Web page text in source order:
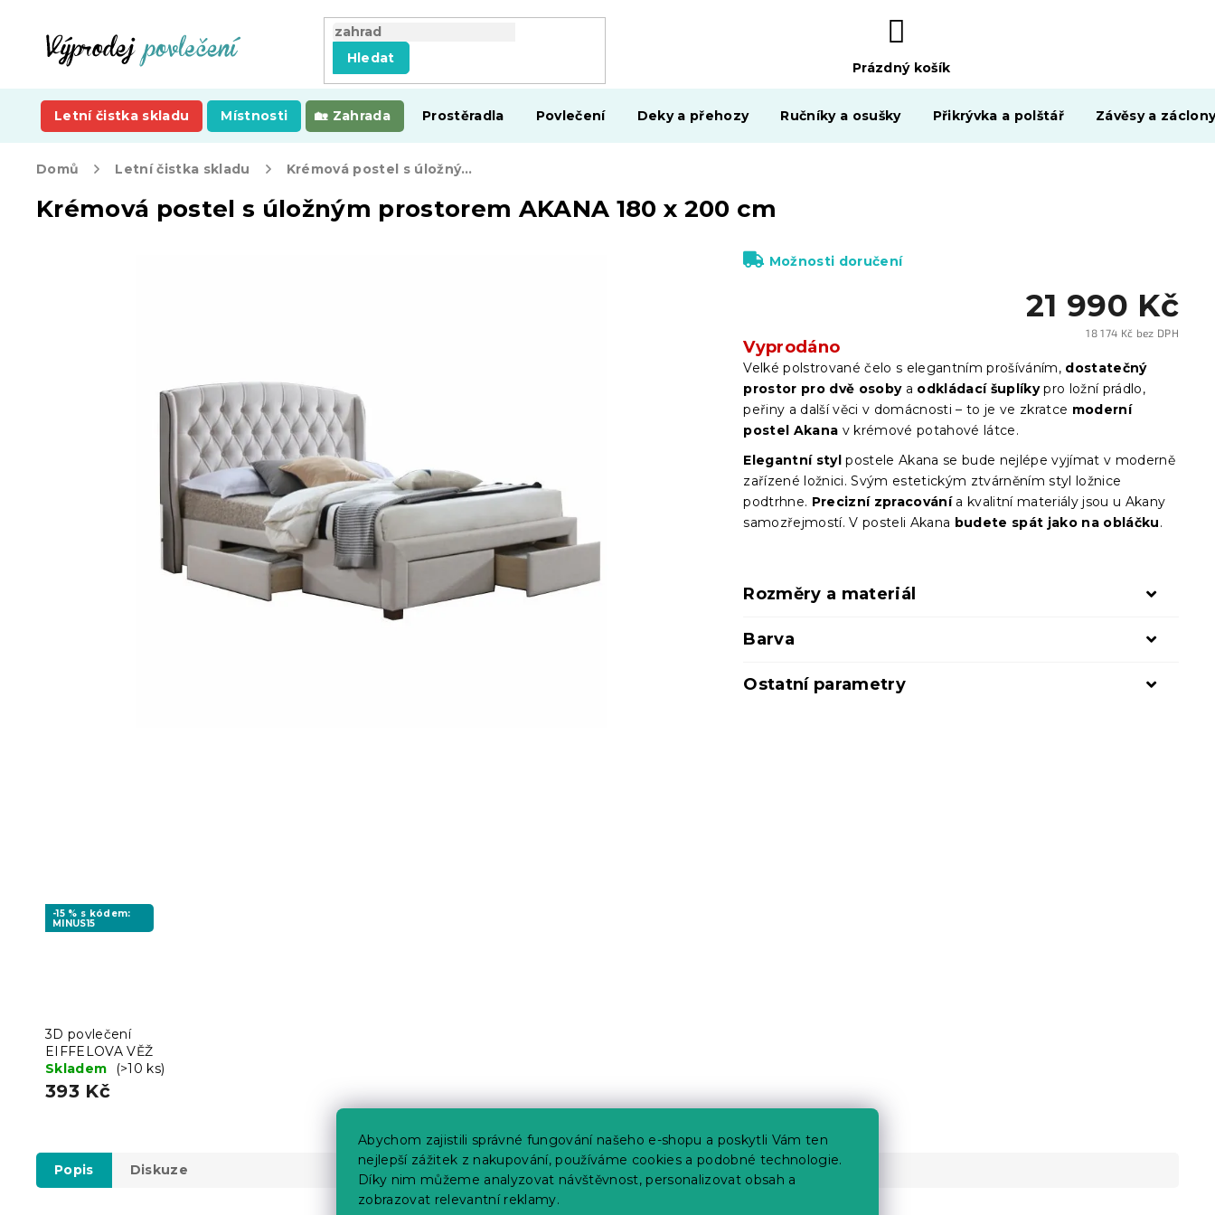
Abychom zajistili správné fungování našeho e-shopu a poskytli Vám ten
nejlepší zážitek z nakupování, používáme cookies a podobné technologie.
Díky nim můžeme analyzovat návštěvnost, personalizovat obsah a
zobrazovat relevantní reklamy.
Hledat
NÁKUPNÍ
KOŠÍK
Prázdný košík
Letní čistka skladu Místnosti Zahrada Prostěradla Povlečení Deky a přehozy Ručníky a osušky Přikrývka a polštář Závěsy a
Domů Letní čistka skladu Krémová postel s úložným prostorem AKANA 180 x 200 cm
Krémová postel s úložným prostorem AKANA 180 x 200 cm
21 990 Kč
18 174 Kč bez DPH
Vyprodáno
Možnosti doručení
Velké polstrované čelo s elegantním prošíváním, dostatečný
prostor pro dvě osobya odkládací šuplíkypro ložní prádlo,
peřiny a další věci v domácnosti – to je ve zkratce moderní
postel Akana v krémové potahové látce.
Elegantní styl postele Akana se bude nejlépe vyjímat v moderně
zařízené ložnici. Svým estetickým ztvárněním styl ložnice
podtrhne. Precizní zpracovánía kvalitní materiály jsou u Akany
samozřejmostí. V posteli Akana budete spát jako na obláčku.
Rozměry a materiál
Barva
Ostatní parametry
-15 % s kódem:
MINUS15
3D povlečení
EIFFELOVA VĚŽ
Skladem
(>10 ks)
393 Kč
Popis Diskuze